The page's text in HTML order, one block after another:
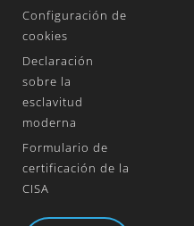
Configuración de
cookies
Declaración
sobre la
esclavitud
moderna
Formulario de
certificación de la
CISA